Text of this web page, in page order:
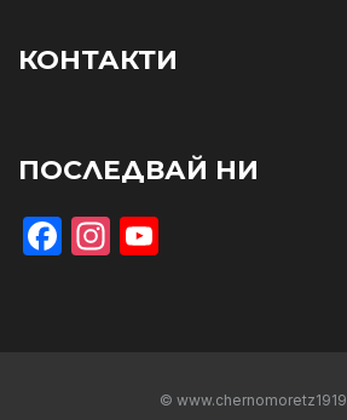
КОНТАКТИ
ПОСЛЕДВАЙ НИ
Facebook
Instagram
©